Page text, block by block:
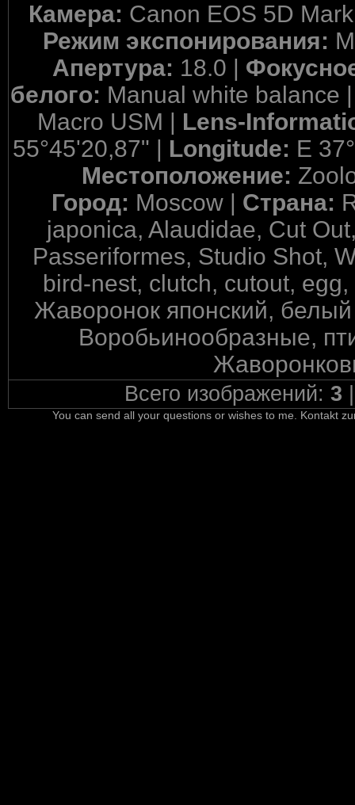
Камера: Canon EOS 5D
Режим экспонирования:
Апертура: 18.0 |
белого: Manual white balance
Macro USM | Lens-
55°45'20,87" | Longitude: E
Местоположение:
Город: Moscow | Страна:
japonica, Alaudidae, Cut
Passeriformes, Studio Shot,
bird-nest, clutch, cutout,
Жаворонок японский,
Воробьинообразные,
Всего изображений: 3
You can send all your questions or wishes to me. Kontakt